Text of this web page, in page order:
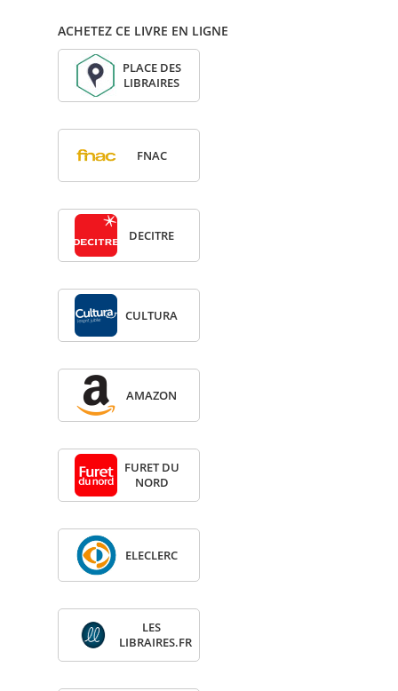
ACHETEZ CE LIVRE EN LIGNE
PLACE DES
LIBRAIRES
FNAC
DECITRE
CULTURA
AMA­ZON
FURET DU
NORD
ELE­CLERC
LES
LIBRAIRES.FR